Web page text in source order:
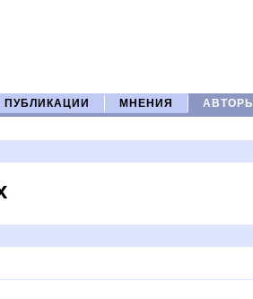
ПУБЛИКАЦИИ МНЕНИЯ АВТОРЫ